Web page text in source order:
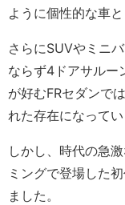
ように個性的な車
さらにSUVやミニ
ならず4ドアサルー
が好むFRセダンで
れた存在になってい
しかし、時代の急
ミングで登場した
ました。